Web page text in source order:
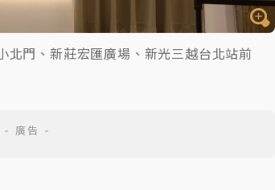
北門、新莊宏匯廣場、新光三越台北站前